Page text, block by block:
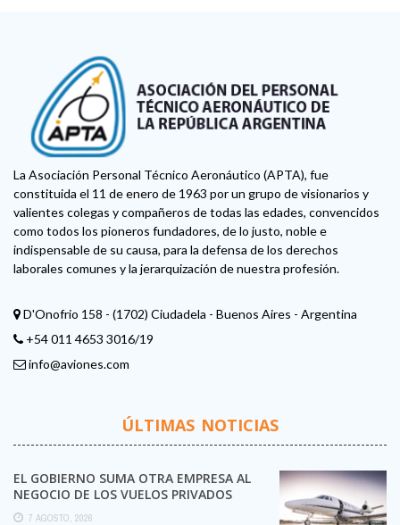
La Asociación Personal Técnico Aeronáutico (APTA), fue
constituida el 11 de enero de 1963 por un grupo de visionarios y
valientes colegas y compañeros de todas las edades, convencidos
como todos los pioneros fundadores, de lo justo, noble e
indispensable de su causa, para la defensa de los derechos
laborales comunes y la jerarquización de nuestra profesión.
D'Onofrio 158 - (1702) Ciudadela - Buenos Aires - Argentina
+54 011 4653 3016/19
info@aviones.com
ÚLTIMAS NOTICIAS
EL GOBIERNO SUMA OTRA EMPRESA AL
NEGOCIO DE LOS VUELOS PRIVADOS
7 AGOSTO, 2026